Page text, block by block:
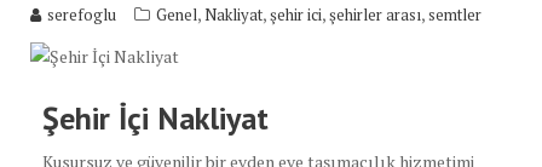
serefoglu Genel,Nakliyat,şehir ici,şehirler arası,semtler
Şehir İçi Nakliyat
Kusursuz ve güvenilir bir evden eve taşımacılık hizmetimi